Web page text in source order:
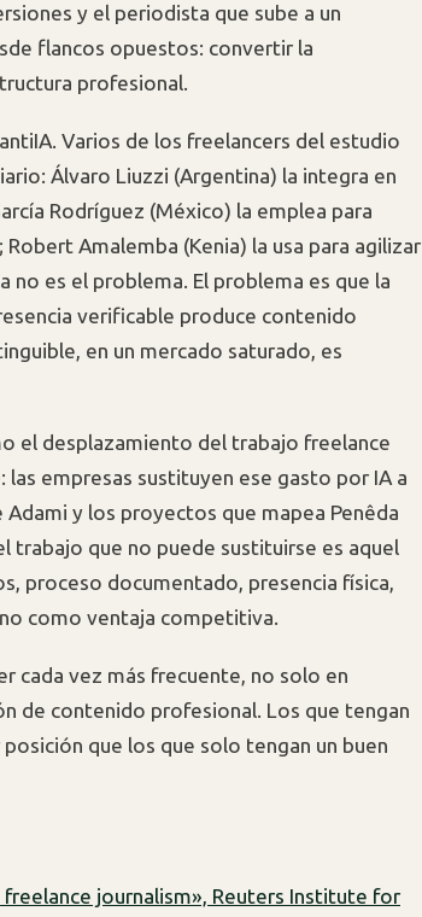
y el periodista que sube a un
flancos opuestos: convertir la
profesional.
Varios de los freelancers del estudio
Álvaro Liuzzi (Argentina) la integra en
Rodríguez (México) la emplea para
Amalemba (Kenia) la usa para agilizar
no es el problema. El problema es que la
verificable produce contenido
en un mercado saturado, es
el desplazamiento del trabajo freelance
empresas sustituyen ese gasto por IA a
y los proyectos que mapea Penêda
trabajo que no puede sustituirse es aquel
proceso documentado, presencia física,
como ventaja competitiva.
cada vez más frecuente, no solo en
de contenido profesional. Los que tengan
que los que solo tengan un buen
journalism», Reuters Institute for